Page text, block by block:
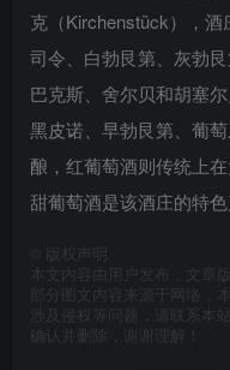
克（Kirchenstück），
司令、白勃艮第、灰勃
巴克斯、舍尔贝和胡塞
黑皮诺、早勃艮第、葡
酿，红葡萄酒则传统上
甜葡萄酒是该酒庄的特色
版权声明
本文内容由用户发布，文章
部分图文内容来源于网络，
涉及侵权等问题，请联系本
确认并删除，谢谢理解！